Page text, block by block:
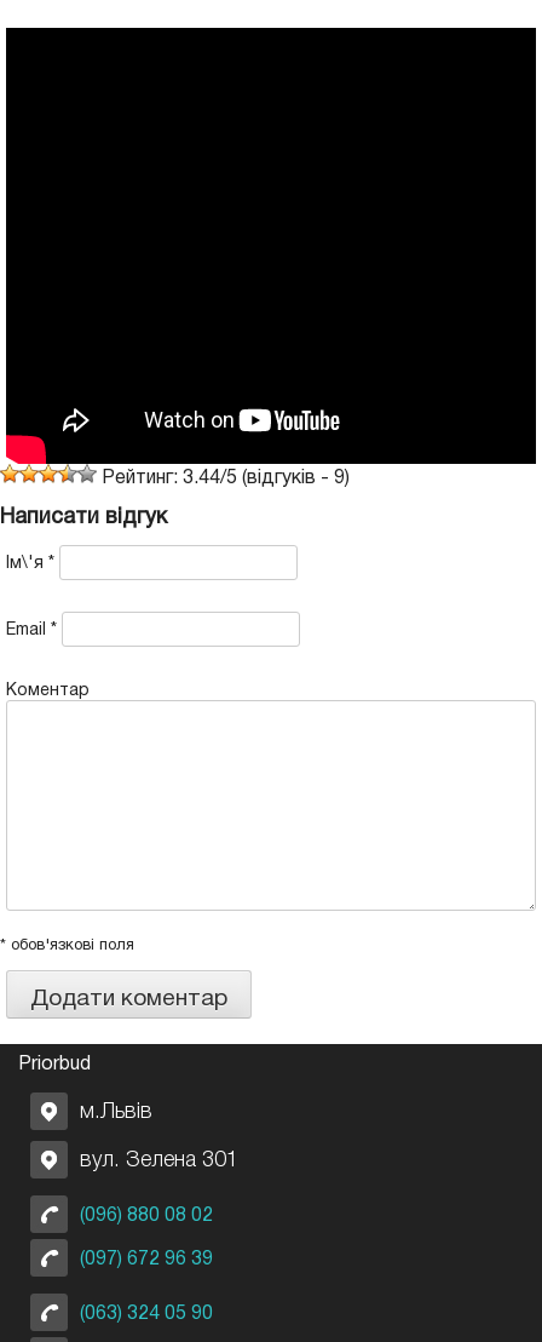
Рейтинг: 3.44/5 (відгуків - 9)
Написати відгук
Ім\'я *
Email *
Коментар
* обов'язкові поля
Priorbud
м.Львів
вул. Зелена 301
(096) 880 08 02
(097) 672 96 39
(063) 324 05 90